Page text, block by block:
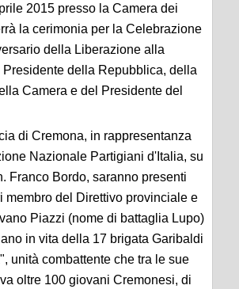
2015 presso la Camera dei
la cerimonia per la Celebrazione
della Liberazione alla
Presidente della Repubblica, della
Camera e del Presidente del
di Cremona, in rappresentanza
Nazionale Partigiani d'Italia, su
Franco Bordo, saranno presenti
membro del Direttivo provinciale e
Piazzi (nome di battaglia Lupo)
in vita della 17 brigata Garibaldi
unità combattente che tra le sue
oltre 100 giovani Cremonesi, di